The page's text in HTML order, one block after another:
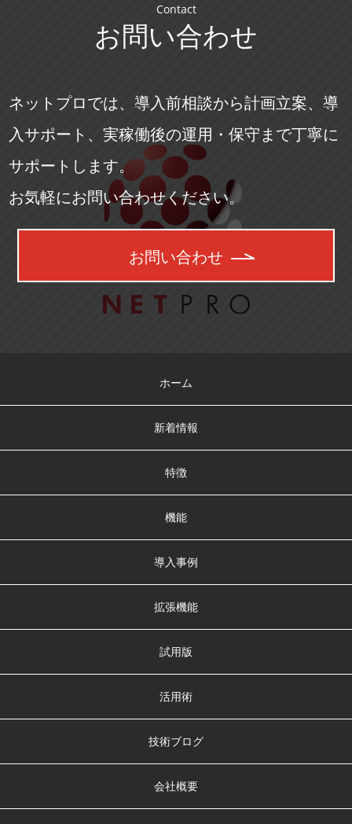
Contact
お問い合わせ
ネットプロでは、導入前相談から計画立案、導
入サポート、実稼働後の運用・保守まで丁寧に
サポートします。
お気軽にお問い合わせください。
お問い合わせ
ホーム
新着情報
特徴
機能
導入事例
拡張機能
試用版
活用術
技術ブログ
会社概要